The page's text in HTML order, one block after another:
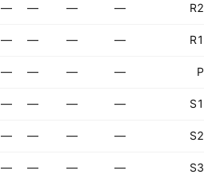
R2
—
—
—
—
R1
—
—
—
—
P
—
—
—
—
S1
—
—
—
—
S2
—
—
—
—
S3
—
—
—
—